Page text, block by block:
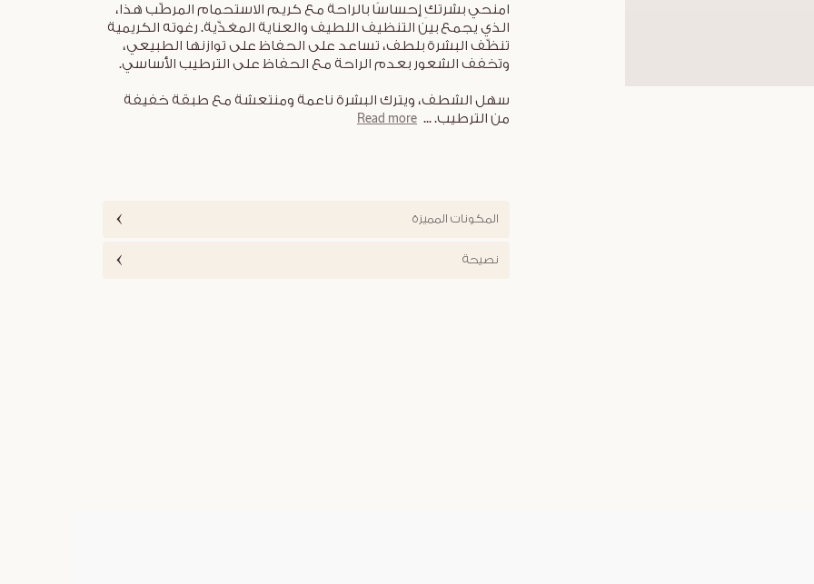
امنحي بشرتكِ إحساسًا بالراحة مع كريم الاستحمام المرطّب هذا،
الذي يجمع بين التنظيف اللطيف والعناية المغذّية. رغوته الكريمية
تنظّف البشرة بلطف، تساعد على الحفاظ على توازنها الطبيعي،
وتخفف الشعور بعدم الراحة مع الحفاظ على الترطيب الأساسي.
سهل الشطف، ويترك البشرة ناعمة ومنتعشة مع طبقة خفيفة
من الترطيب....
Read more
المكونات المميزة
نصيحة